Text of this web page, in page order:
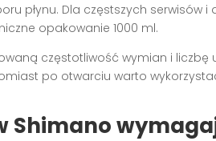
płynu. Dla częstszych serwisów i
opakowanie 1000 ml.
częstotliwość wymian i liczbę
po otwarciu warto
Shimano